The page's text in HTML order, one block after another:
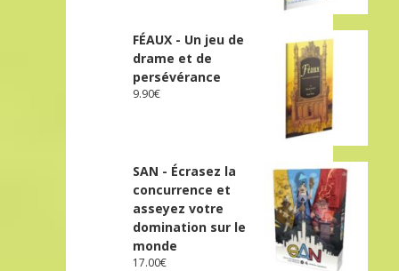
FÉAUX - Un jeu de
drame et de
persévérance
9.90€
SAN - Écrasez la
concurrence et
asseyez votre
domination sur le
monde
17.00€